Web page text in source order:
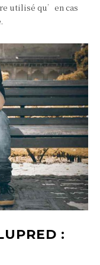
utilisé qu’en cas
: